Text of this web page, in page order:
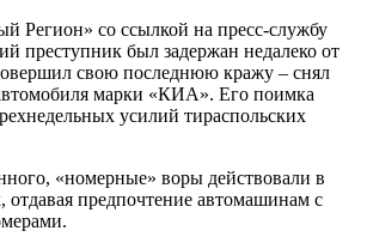
Регион» со ссылкой на пресс-службу
преступник был задержан недалеко от
свою последнюю кражу – снял
марки «КИА». Его поимка
усилий тираспольских
«номерные» воры действовали в
отдавая предпочтение автомашинам с